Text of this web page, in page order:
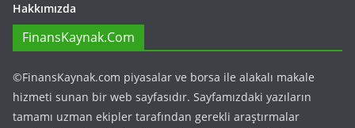
Hakkımızda
FinansKaynak.Com
©FinansKaynak.com piyasalar ve borsa ile alakalı makale
hizmeti sunan bir web sayfasıdır. Sayfamızdaki yazıların
tamamı uzman ekipler tarafından gerekli araştırmalar